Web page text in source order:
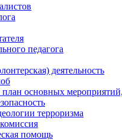
педагога
деятельность
основных мероприятий,
терроризма
помощь